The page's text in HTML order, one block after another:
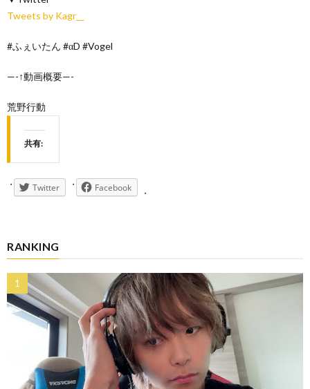
Tweets by Kagr__
#ふぇいたん #αD #Vogel
—-↑動画概要—-
荒野行動
共有:
Twitter Facebook
RANKING